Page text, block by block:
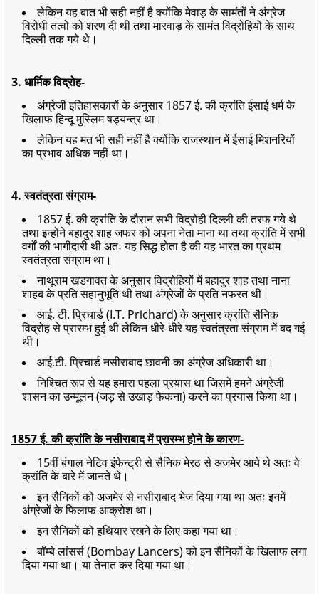
लेकिन यह बात भी सही नहीं है क्योंकि मेवाड़ के सामंतों ने अंग्रेज
विरोधी तत्वों को शरण दी थी तथा मारवाड़ के सामंत विद्रोहियों के साथ
दिल्ली तक गये थे।
3. धार्मिक विद्रोह-
अंग्रेजी इतिहासकारों के अनुसार 1857 ई. की क्रांति ईसाई धर्म के
खिलाफ हिन्दू मुस्लिम षड्यन्त्र था।
लेकिन यह मत भी सही नहीं है क्योंकि राजस्थान में ईसाई मिशनरियों
का प्रभाव अधिक नहीं था।
4. स्वतंत्रता संग्राम-
1857 ई. की क्रांति के दौरान सभी विद्रोही दिल्ली की तरफ गये थे
तथा इन्होंने बहादुर शाह जफर को अपना नेता माना था तथा क्रांति में सभी
वर्गों की भागीदारी थी अतः यह सिद्ध होता है की यह भारत का प्रथम
स्वतंत्रता संग्राम था।
नाथूराम खडगावत के अनुसार विद्रोहियों में बहादुर शाह तथा नाना
शाहब के प्रति सहानुभूति थी तथा अंग्रेजों के प्रति नफरत थी।
आई. टी. प्रिचार्ड (I.T. Prichard) के अनुसार क्रांति सैनिक
विद्रोह से प्रारम्भ हुई थी लेकिन धीरे-धीरे यह स्वतंत्रता संग्राम में बद गई
थी।
आई.टी. प्रिचार्ड नसीराबाद छावनी का अंग्रेज अधिकारी था।
निश्चित रूप से यह हमारा पहला प्रयास था जिसमें हमने अंग्रेजी
शासन का उन्मूलन (जड़ से उखाड़ फेकना) करने का प्रयास किया था।
1857 ई. की क्रांति के नसीराबाद में प्रारम्भ होने के कारण-
15वीं बंगाल नेटिव इंफेन्ट्री से सैनिक मेरठ से अजमेर आये थे अतः वे
क्रांति के बारे में जानते थे।
इन सैनिकों को अजमेर से नसीराबाद भेज दिया गया था अतः इनमें
अंग्रेजों के फिलाफ आक्रोश था।
इन सैनिकों को हथियार रखने के लिए कहा गया था।
बॉम्बे लांसर्स (Bombay Lancers) को इन सैनिकों के खिलाफ लगा
दिया गया था। या तेनात कर दिया गया था।